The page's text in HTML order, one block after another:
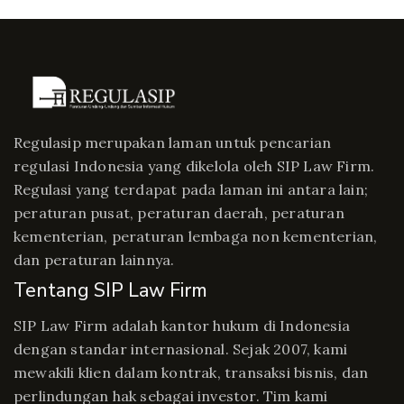
Regulasip merupakan laman untuk pencarian
regulasi Indonesia yang dikelola oleh SIP Law Firm.
Regulasi yang terdapat pada laman ini antara lain;
peraturan pusat, peraturan daerah, peraturan
kementerian, peraturan lembaga non kementerian,
dan peraturan lainnya.
Tentang SIP Law Firm
SIP Law Firm adalah kantor hukum di Indonesia
dengan standar internasional. Sejak 2007, kami
mewakili klien dalam kontrak, transaksi bisnis, dan
perlindungan hak sebagai investor. Tim kami